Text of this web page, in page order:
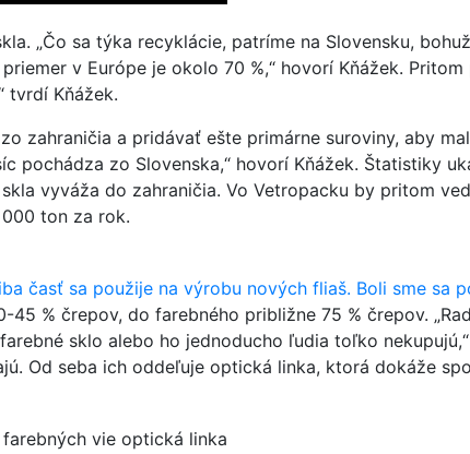
„Čo sa týka recyklácie, patríme na Slovensku,
v Európe je okolo 70 %,“ hovorí Kňážek.
tvrdí Kňážek.
zahraničia a pridávať ešte primárne suroviny, aby
zo Slovenska,“ hovorí Kňážek. Štatistiky
vyváža do zahraničia. Vo Vetropacku by pritom
ton za rok.
časť sa použije na výrobu nových fliaš. Boli sme sa
% črepov, do farebného približne 75 % črepov.
sklo alebo ho jednoducho ľudia toľko
Od seba ich oddeľuje optická linka, ktorá dokáže
vie optická linka